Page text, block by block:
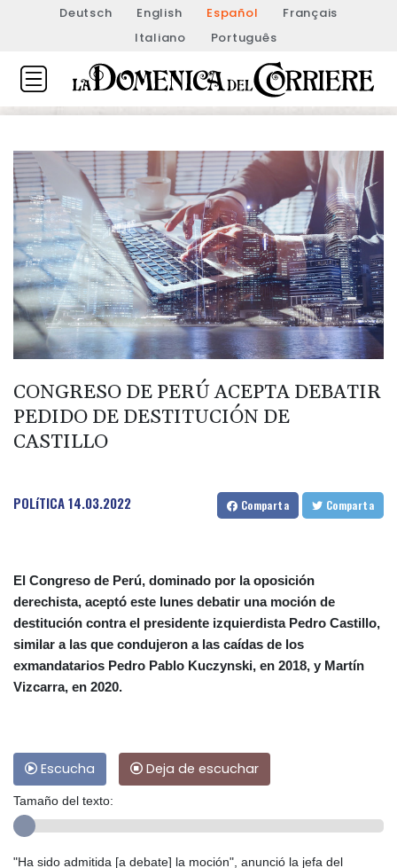
Deutsch English Español
Français
Italiano
Português
CONGRESO DE PERÚ ACEPTA DEBATIR
PEDIDO DE DESTITUCIÓN DE
CASTILLO
POLíTICA14.03.2022 Comparta Comparta
El Congreso de Perú, dominado por la oposición
derechista, aceptó este lunes debatir una moción de
destitución contra el presidente izquierdista Pedro Castillo,
similar a las que condujeron a las caídas de los
exmandatarios Pedro Pablo Kuczynski, en 2018, y Martín
Vizcarra, en 2020.
Escucha Deja de escuchar
Tamaño del texto:
"Ha sido admitida [a debate] la moción", anunció la jefa del